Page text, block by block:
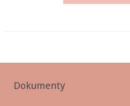
Dokumenty